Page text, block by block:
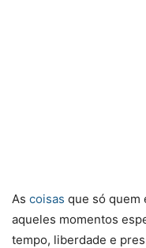
As coisas que só quem
aqueles momentos
tempo, liberdade e